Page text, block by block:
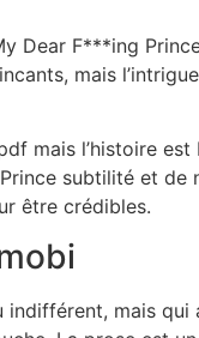
Dear F***ing
mais
mais l’histoire
subtilité et de
être crédibles.
indifférent, mais